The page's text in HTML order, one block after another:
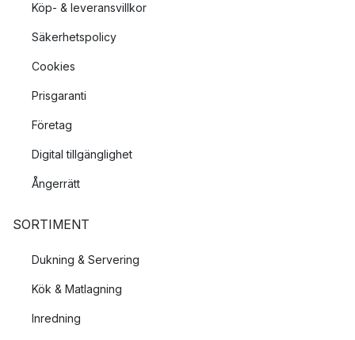
Köp- & leveransvillkor
Säkerhetspolicy
Cookies
Prisgaranti
Företag
Digital tillgänglighet
Ångerrätt
SORTIMENT
Dukning & Servering
Kök & Matlagning
Inredning